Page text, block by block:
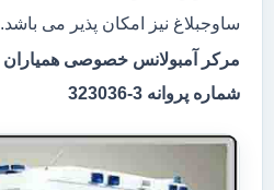
ساوجبلاغ نیز امکان پذیر می باشد.
شماره پروانه 3-323036